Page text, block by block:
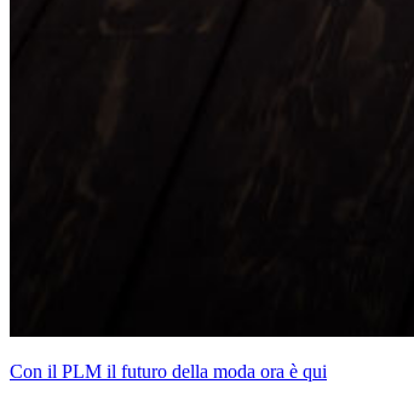
Con il PLM il futuro della moda ora è qui